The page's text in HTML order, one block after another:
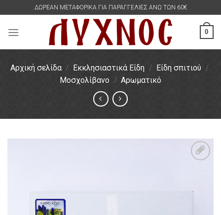
content
ΔΩΡΕΑΝ ΜΕΤΑΦΟΡΙΚΑ ΓΙΑ ΠΑΡΑΓΓΕΛΙΕΣ ΑΝΩ ΤΩΝ 60€
0
Αρχική σελίδα / Εκκλησιαστικά Είδη / Είδη σπιτιού /
Μοσχολίβανο / Αρωματικό